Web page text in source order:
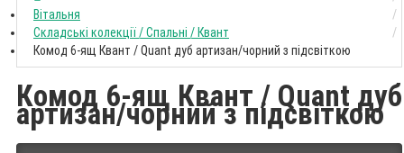
Вітальня
Складські колекції / Спальні / Квант
Комод 6-ящ Квант / Quant дуб артизан/чорний з підсвіткою
Комод 6-ящ Квант / Quant дуб
артизан/чорний з підсвіткою